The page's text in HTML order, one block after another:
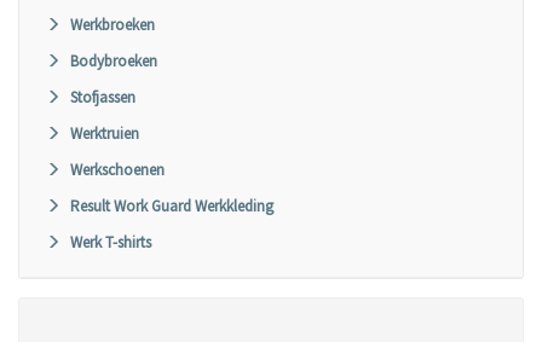
Werkbroeken
Bodybroeken
Stofjassen
Werktruien
Werkschoenen
Result Work Guard Werkkleding
Werk T-shirts